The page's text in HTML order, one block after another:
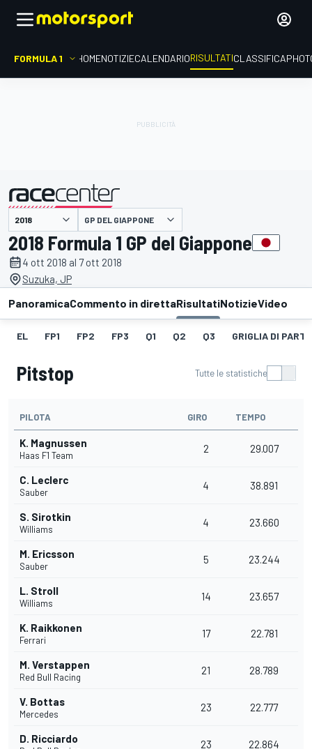
FORMULA 1 HOMENOTIZIECALENDARIORISULTATICLASSIFICA
presentato da GP DEL GIAPPONE
2018 Formula 1 GP del Giappone
4 ott 2018 al 7 ott 2018
Suzuka, JP
PanoramicaCommento in direttaRisultatiNotizieVideo
EL FP1 FP2 FP3 Q1 Q2 Q3 GRIGLIA DI
Pitstop Tutte le statistiche
PILOTA GIRO TEMPO
K. Magnussen
Haas F1 Team
2 29.007
C. Leclerc
Sauber
4 38.891
S. Sirotkin
Williams
4 23.660
M. Ericsson
Sauber
5 23.244
L. Stroll
Williams
14 23.657
K. Raikkonen
Ferrari
17 22.781
M. Verstappen
Red Bull Racing
21 28.789
V. Bottas
Mercedes
23 22.777
D. Ricciardo 23 22.864